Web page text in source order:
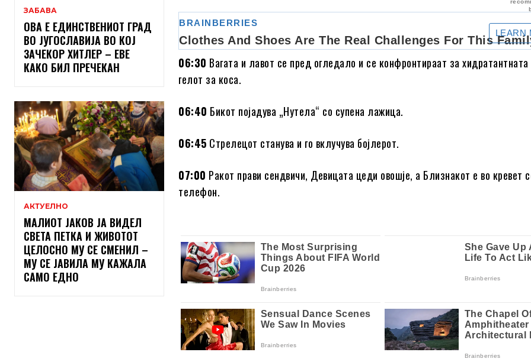
ЗАБАВА
ОВА Е ЕДИНСТВЕНИОТ ГРАД
ВО ЈУГОСЛАВИЈА ВО КОЈ
ЗАЧЕКОР ХИТЛЕР – ЕВЕ
КАКО БИЛ ПРЕЧЕКАН
АКТУЕЛНО
МАЛИОТ ЈАКОВ ЈА ВИДЕЛ
СВЕТА ПЕТКА И ЖИВОТОТ
ЦЕЛОСНО МУ СЕ СМЕНИЛ –
МУ СЕ ЈАВИЛА МУ КАЖАЛА
САМО ЕДНО
06:30 Вагата и лавот се пред огледало и се конфронтираат за
гелот за коса.
06:40 Бикот појадува „Нутела“ со супена лажица.
06:45 Стрелецот станува и го вклучува бојлерот.
07:00 Ракот прави сендвичи, Девицата цеди овошје, а Близнакот е во кревет
телефон.